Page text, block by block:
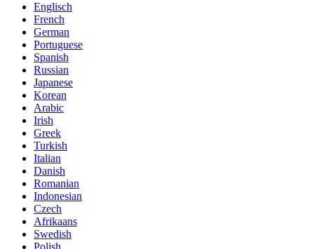
Englisch
French
German
Portuguese
Spanish
Russian
Japanese
Korean
Arabic
Irish
Greek
Turkish
Italian
Danish
Romanian
Indonesian
Czech
Afrikaans
Swedish